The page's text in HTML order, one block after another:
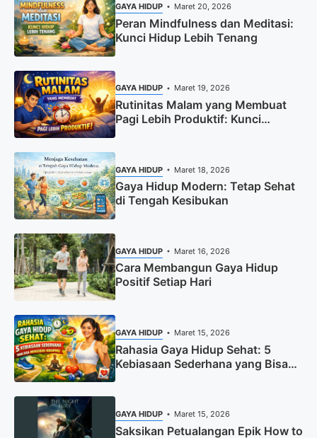
GAYA HIDUP Maret 20, 2026
Peran Mindfulness dan Meditasi:
Kunci Hidup Lebih Tenang
GAYA HIDUP Maret 19, 2026
Rutinitas Malam yang Membuat
Pagi Lebih Produktif: Kunci
Memulai Hari dengan Energi
GAYA HIDUP Maret 18, 2026
Gaya Hidup Modern: Tetap Sehat
di Tengah Kesibukan
GAYA HIDUP Maret 16, 2026
Cara Membangun Gaya Hidup
Positif Setiap Hari
GAYA HIDUP Maret 15, 2026
Rahasia Gaya Hidup Sehat: 5
Kebiasaan Sederhana yang Bisa
Mengubah Hidupmu
GAYA HIDUP Maret 15, 2026
Saksikan Petualangan Epik How to